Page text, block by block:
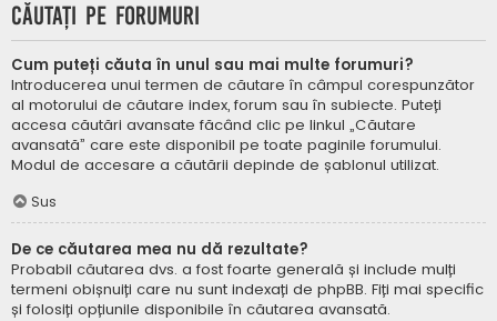
Căutați pe forumuri
Cum puteți căuta în unul sau mai multe forumuri?
Introducerea unui termen de căutare în câmpul corespunzător
al motorului de căutare index, forum sau în subiecte. Puteți
accesa căutări avansate făcând clic pe linkul „Căutare
avansată” care este disponibil pe toate paginile forumului.
Modul de accesare a căutării depinde de șablonul utilizat.
Sus
De ce căutarea mea nu dă rezultate?
Probabil căutarea dvs. a fost foarte generală și include mulți
termeni obișnuiți care nu sunt indexați de phpBB. Fiți mai specific
și folosiți opțiunile disponibile în căutarea avansată.